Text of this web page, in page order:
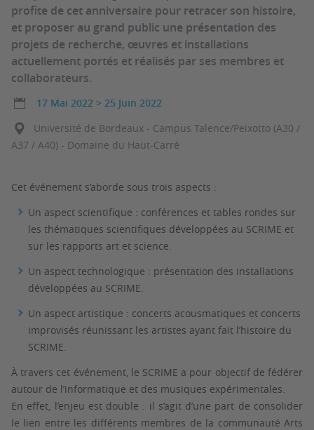
profite de cet anniversaire pour retracer son histoire,
et proposer au grand public une présentation des
projets de recherche, œuvres et installations
actuellement portés et réalisés par ses membres et
collaborateurs.
17 Mai 2022 > 25 Juin 2022
Université de Bordeaux - Campus Talence/Peixotto (A30 /
A37 / A40) - Domaine du Haut-Carré
Cet événement s’aborde sous trois aspects :
Un aspect scientifique : conférences et tables rondes sur
les thématiques scientifiques développées au SCRIME et
sur les rapports art et science.
Un aspect technologique : présentation des installations
développées au SCRIME.
Un aspect artistique : concerts acousmatiques et concerts
improvisés réunissant les artistes ayant fait l’histoire du
SCRIME.
À travers cet événement, le SCRIME a pour objectif de fédérer
autour de l’informatique et des musiques expérimentales.
En effet, l’enjeu est double : il s’agit d’une part de consolider
le lien entre les différents membres de la communauté Arts